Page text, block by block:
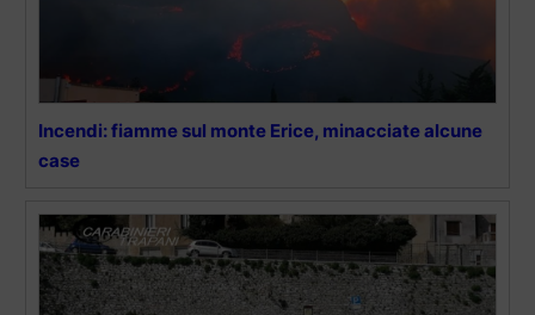
Incendi: fiamme sul monte Erice, minacciate alcune
case